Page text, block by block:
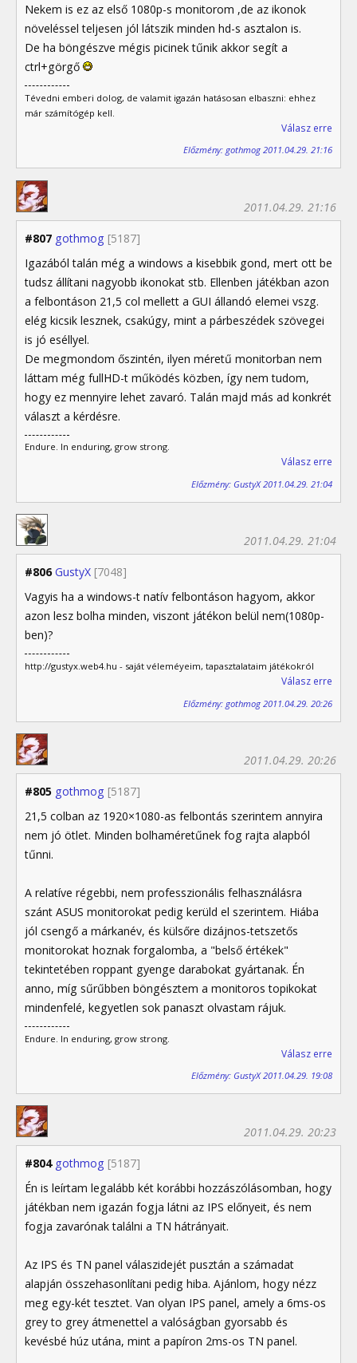
Nekem is ez az első 1080p-s monitorom ,de az ikonok
növeléssel teljesen jól látszik minden hd-s asztalon is.
De ha böngészve mégis picinek tűnik akkor segít a
ctrl+görgő
Tévedni emberi dolog, de valamit igazán hatásosan elbaszni: ehhez
már számítógép kell.
Válasz erre
Előzmény: gothmog 2011.04.29. 21:16
#807 gothmog [5187]
2011.04.29. 21:16
Igazából talán még a windows a kisebbik gond, mert ott be
tudsz állítani nagyobb ikonokat stb. Ellenben játékban azon
a felbontáson 21,5 col mellett a GUI állandó elemei vszg.
elég kicsik lesznek, csakúgy, mint a párbeszédek szövegei
is jó eséllyel.
De megmondom őszintén, ilyen méretű monitorban nem
láttam még fullHD-t működés közben, így nem tudom,
hogy ez mennyire lehet zavaró. Talán majd más ad konkrét
választ a kérdésre.
Endure. In enduring, grow strong.
Válasz erre
Előzmény: GustyX 2011.04.29. 21:04
#806 GustyX [7048]
2011.04.29. 21:04
Vagyis ha a windows-t natív felbontáson hagyom, akkor
azon lesz bolha minden, viszont játékon belül nem(1080p-
ben)?
http://gustyx.web4.hu - saját véleméyeim, tapasztalataim játékokról
Válasz erre
Előzmény: gothmog 2011.04.29. 20:26
#805 gothmog [5187]
2011.04.29. 20:26
21,5 colban az 1920×1080-as felbontás szerintem annyira
nem jó ötlet. Minden bolhaméretűnek fog rajta alapból
tűnni.
A relatíve régebbi, nem professzionális felhasználásra
szánt ASUS monitorokat pedig kerüld el szerintem. Hiába
jól csengő a márkanév, és külsőre dizájnos-tetszetős
monitorokat hoznak forgalomba, a "belső értékek"
tekintetében roppant gyenge darabokat gyártanak. Én
anno, míg sűrűbben böngésztem a monitoros topikokat
mindenfelé, kegyetlen sok panaszt olvastam rájuk.
Endure. In enduring, grow strong.
Válasz erre
Előzmény: GustyX 2011.04.29. 19:08
#804 gothmog [5187]
2011.04.29. 20:23
Én is leírtam legalább két korábbi hozzászólásomban, hogy
játékban nem igazán fogja látni az IPS előnyeit, és nem
fogja zavarónak találni a TN hátrányait.
Az IPS és TN panel válaszidejét pusztán a számadat
alapján összehasonlítani pedig hiba. Ajánlom, hogy nézz
meg egy-két tesztet. Van olyan IPS panel, amely a 6ms-os
grey to grey átmenettel a valóságban gyorsabb és
kevésbé húz utána, mint a papíron 2ms-os TN panel.